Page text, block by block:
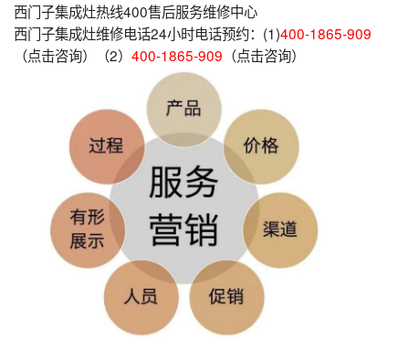
西门子集成灶热线400售后服务维修中心
西门子集成灶维修电话24小时电话预约：(1)400-1865-909
（点击咨询）（2） 400-1865-909 （点击咨询）